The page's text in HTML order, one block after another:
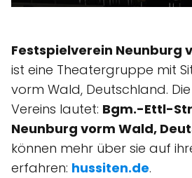
Festspielverein Neunburg
ist eine Theatergruppe mit
vorm Wald, Deutschland.
Vereins lautet: Bgm.-Ettl-
Neunburg vorm Wald,
können mehr über sie auf
erfahren: hussiten.de.